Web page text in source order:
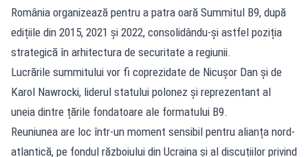
România organizează pentru a patra oară Summitul B9, după
edițiile din 2015, 2021 și 2022, consolidându-și astfel poziția
strategică în arhitectura de securitate a regiunii.
Lucrările summitului vor fi coprezidate de Nicușor Dan și de
Karol Nawrocki, liderul statului polonez și reprezentant al
uneia dintre țările fondatoare ale formatului B9.
Reuniunea are loc într-un moment sensibil pentru alianța nord-
atlantică, pe fondul războiului din Ucraina și al discuțiilor privind